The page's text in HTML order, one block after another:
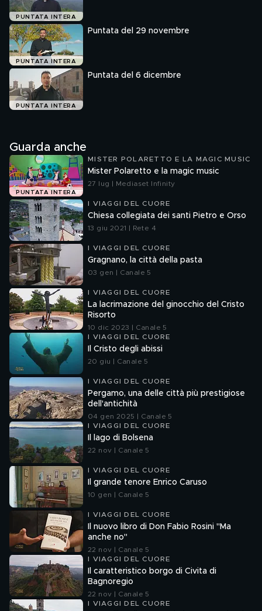
PUNTATA INTERA
PUNTATA INTERA
Puntata del 29 novembre
PUNTATA INTERA
Puntata del 6 dicembre
Guarda anche
PUNTATA INTERA
MISTER POLARETTO E LA MAGIC MUSIC
Mister Polaretto e la magic music
27 lug | Mediaset Infinity
I VIAGGI DEL CUORE
Chiesa collegiata dei santi Pietro e Orso
13 giu 2021 | Rete 4
I VIAGGI DEL CUORE
Gragnano, la città della pasta
03 gen | Canale 5
I VIAGGI DEL CUORE
La lacrimazione del ginocchio del Cristo
Risorto
10 dic 2023 | Canale 5
I VIAGGI DEL CUORE
Il Cristo degli abissi
20 giu | Canale 5
I VIAGGI DEL CUORE
Pergamo, una delle città più prestigiose
dell'antichità
04 gen 2025 | Canale 5
I VIAGGI DEL CUORE
Il lago di Bolsena
22 nov | Canale 5
I VIAGGI DEL CUORE
Il grande tenore Enrico Caruso
10 gen | Canale 5
I VIAGGI DEL CUORE
Il nuovo libro di Don Fabio Rosini "Ma
anche no"
22 nov | Canale 5
I VIAGGI DEL CUORE
Il caratteristico borgo di Civita di
Bagnoregio
22 nov | Canale 5
I VIAGGI DEL CUORE